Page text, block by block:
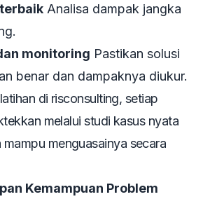
Analisa dampak jangka
monitoring Pastikan solusi
benar dan dampaknya diukur.
di risconsulting, setiap
melalui studi kasus nyata
menguasainya secara
Kemampuan Problem